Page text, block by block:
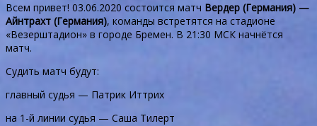
Всем привет! 03.06.2020 состоится матч Вердер (Германия) —
Айнтрахт (Германия), команды встретятся на стадионе
«Везерштадион» в городе Бремен. В 21:30 МСК начнётся
матч.
Судить матч будут:
главный судья — Патрик Иттрих
на 1-й линии судья — Саша Тилерт